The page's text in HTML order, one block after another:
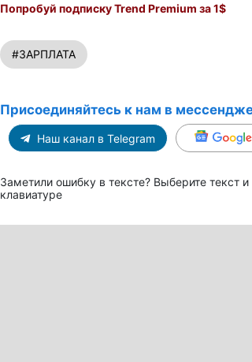
Попробуй подписку Trend Premium за 1$
#ЗАРПЛАТА
Присоединяйтесь к нам в
Наш канал в Telegram
Заметили ошибку в тексте? Выберите текст
клавиатуре